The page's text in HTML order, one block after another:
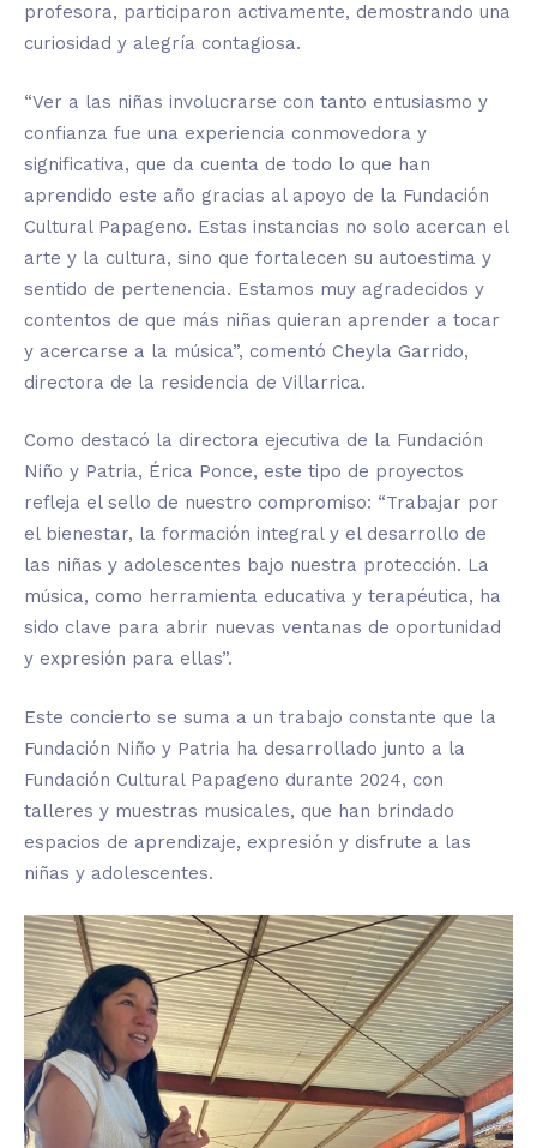
profesora, participaron activamente, demostrando una
curiosidad y alegría contagiosa.
“Ver a las niñas involucrarse con tanto entusiasmo y
confianza fue una experiencia conmovedora y
significativa, que da cuenta de todo lo que han
aprendido este año gracias al apoyo de la Fundación
Cultural Papageno. Estas instancias no solo acercan el
arte y la cultura, sino que fortalecen su autoestima y
sentido de pertenencia. Estamos muy agradecidos y
contentos de que más niñas quieran aprender a tocar
y acercarse a la música”, comentó Cheyla Garrido,
directora de la residencia de Villarrica.
Como destacó la directora ejecutiva de la Fundación
Niño y Patria, Érica Ponce, este tipo de proyectos
refleja el sello de nuestro compromiso: “Trabajar por
el bienestar, la formación integral y el desarrollo de
las niñas y adolescentes bajo nuestra protección. La
música, como herramienta educativa y terapéutica, ha
sido clave para abrir nuevas ventanas de oportunidad
y expresión para ellas”.
Este concierto se suma a un trabajo constante que la
Fundación Niño y Patria ha desarrollado junto a la
Fundación Cultural Papageno durante 2024, con
talleres y muestras musicales, que han brindado
espacios de aprendizaje, expresión y disfrute a las
niñas y adolescentes.